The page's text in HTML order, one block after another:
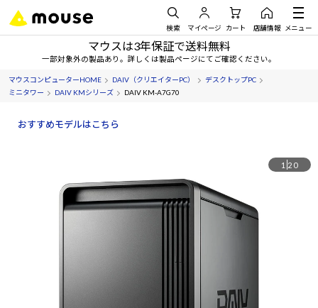
検索 マイページ カート 店舗情報 メニュー
マウスは3年保証で送料無料
一部対象外の製品あり。詳しくは製品ページにてご確認ください。
マウスコンピューターHOME DAIV（クリエイターPC）
デスクトップPC
ミニタワー
DAIV KMシリーズ DAIV KM-A7G70
おすすめモデルはこちら
1 20